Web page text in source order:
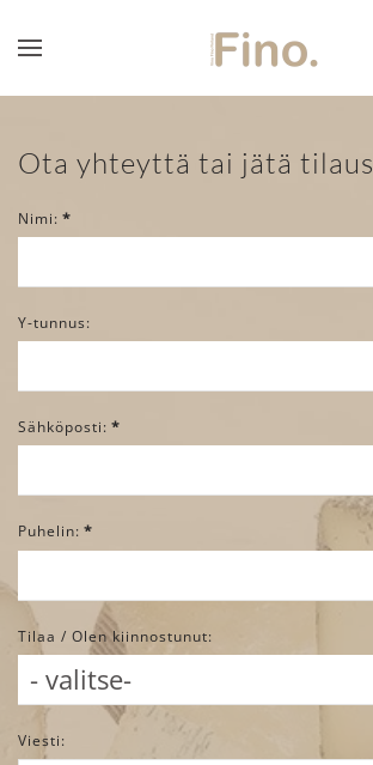
Skip to main content
Ota yhteyttä tai jätä tilaus
Nimi: *
Y-tunnus:
Sähköposti: *
Puhelin: *
Tilaa / Olen kiinnostunut:
Viesti: